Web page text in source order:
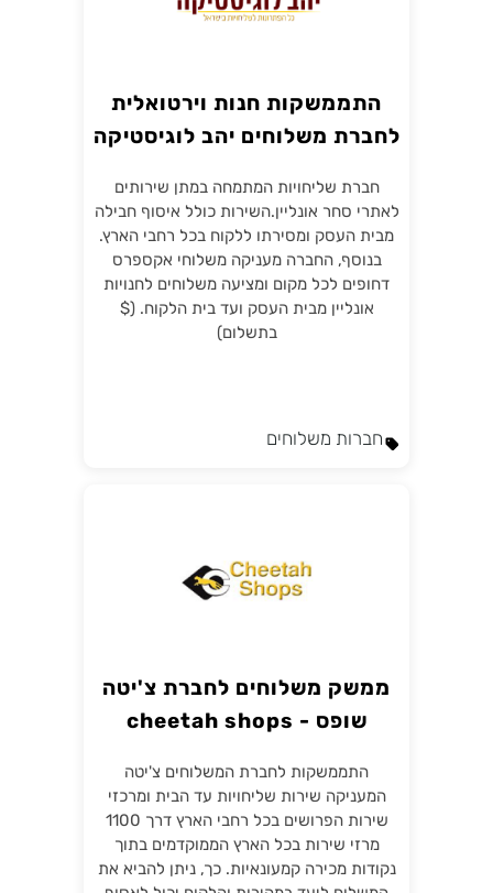
התממשקות חנות וירטואלית
לחברת משלוחים יהב לוגיסטיקה
חברת שליחויות המתמחה במתן שירותים
לאתרי סחר אונליין.השירות כולל איסוף חבילה
מבית העסק ומסירתו ללקוח בכל רחבי הארץ.
בנוסף, החברה מעניקה משלוחי אקספרס
דחופים לכל מקום ומציעה משלוחים לחנויות
אונליין מבית העסק ועד בית הלקוח. ($
בתשלום)
חברות משלוחים
ממשק משלוחים לחברת צ'יטה
שופס - cheetah shops
התממשקות לחברת המשלוחים צ'יטה
המעניקה שירות שליחויות עד הבית ומרכזי
שירות הפרושים בכל רחבי הארץ דרך 1100
מרזי שירות בכל הארץ הממוקדמים בתוך
נקודות מכירה קמעונאיות. כך, ניתן להביא את